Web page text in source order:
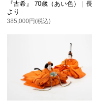
『古希』 70歳（あい色）｜
より
385,000円(税込)